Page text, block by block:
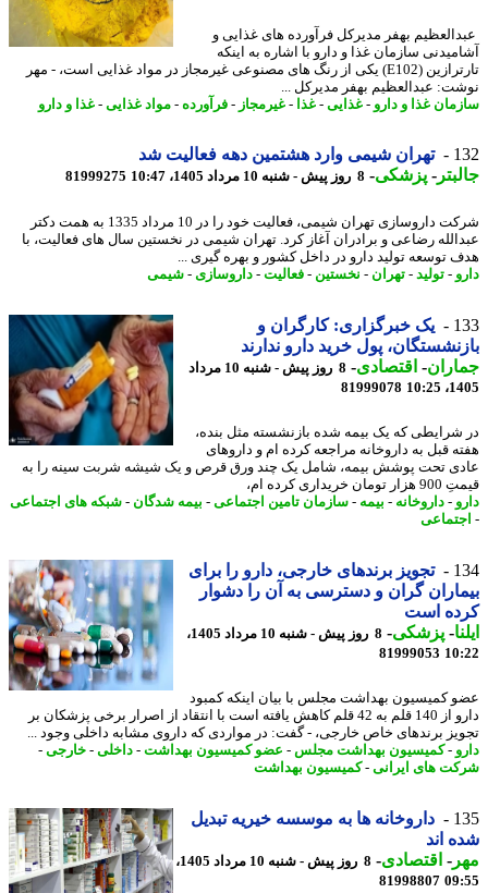
بهفر مدیرکل فرآورده های غذایی و
سازمان غذا و دارو با اشاره به اینکه
تارترازین (E102) یکی از رنگ های مصنوعی غیرمجاز در مواد غذایی است، - مهر
عبدالعظیم بهفر مدیرکل ...
غذا و دارو - غذایی- غذا-غیرمجاز-فرآورده- مواد غذایی- غذا و دارو
تهران شیمی وارد هشتمین دهه فعالیت شد
-پزشکی-8 روز پیش - شنبه 10 مرداد 1405، 10:47 81999275
شرکت داروسازی تهران شیمی، فعالیت خود را در 10 مرداد 1335 به همت دکتر
رضاعی و برادران آغاز کرد. تهران شیمی در نخستین سال های فعالیت، با
توسعه تولید دارو در داخل کشور و بهره گیری ...
- تولید-تهران- نخستین-فعالیت-داروسازی- شیمی
یک خبرگزاری: کارگران و
پول خرید دارو ندارند
- اقتصادی-
8 روز پیش - شنبه 10 مرداد
81999078
که یک بیمه شده بازنشسته مثل بنده،
قبل به داروخانه مراجعه کرده ام و داروهای
تحت پوشش بیمه، شامل یک چند ورق قرص و یک شیشه شربت سینه را به
خریداری کرده ام،
- داروخانه-بیمه -سازمان تامین اجتماعی-بیمه شدگان-شبکه های اجتماعی
تجویز برندهای خارجی، دارو را برای
گران و دسترسی به آن را دشوار
است
-پزشکی-
8 روز پیش - شنبه 10 مرداد 1405،
81999053
کمیسیون بهداشت مجلس با بیان اینکه کمبود
دارو از 140 قلم به 42 قلم کاهش یافته است با انتقاد از اصرار برخی پزشکان بر
برندهای خاص خارجی، - گفت: در مواردی که داروی مشابه داخلی وجود ...
- کمیسیون بهداشت مجلس-عضو کمیسیون بهداشت -داخلی -خارجی-
های ایرانی- کمیسیون بهداشت
داروخانه ها به موسسه خیریه تبدیل
اند
-اقتصادی-
8 روز پیش - شنبه 10 مرداد 1405،
81998807